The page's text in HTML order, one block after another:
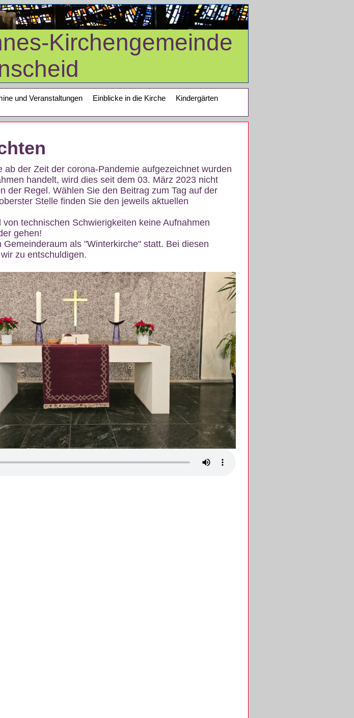
Kirchengemeinde
und Veranstaltungen Einblicke in die Kirche
Kindergärten
der Zeit der corona-Pandemie aufgezeichnet wurden
handelt, wird dies seit dem 03. März 2023 nicht
der Regel. Wählen Sie den Beitrag zum Tag auf der
Stelle finden Sie den jeweils aktuellen
technischen Schwierigkeiten keine Aufnahmen
gehen!
als "Winterkirche" statt. Bei diesen
zu entschuldigen.